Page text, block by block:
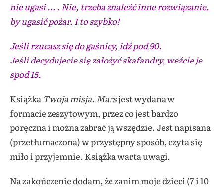
nie ugasi … . Nie, trzeba znaleźć inne rozwiązanie,
by ugasić pożar. I to szybko!
Jeśli rzucasz się do gaśnicy, idź pod 90.
Jeśli decydujecie się założyć skafandry, weźcie je
spod 15.
Książka Twoja misja. Marsjest wydana w
formacie zeszytowym, przez co jest bardzo
poręczna i można zabrać ją wszędzie. Jest napisana
(przetłumaczona) w przystępny sposób, czyta się
miło i przyjemnie. Książka warta uwagi.
Na zakończenie dodam, że zanim moje dzieci (7 i 10